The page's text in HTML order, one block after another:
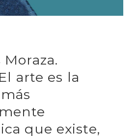
arte es la
que existe,